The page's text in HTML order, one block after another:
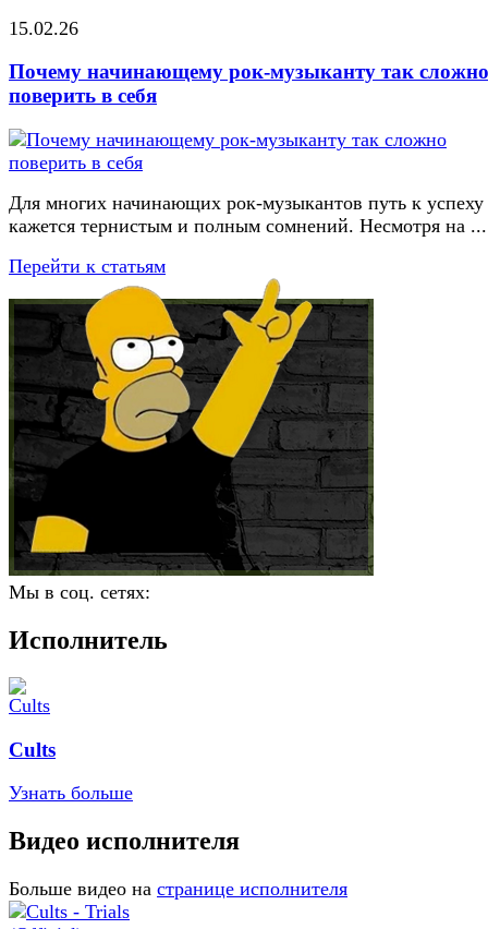
15.02.26
Почему начинающему рок-музыканту так сложно
поверить в себя
Для многих начинающих рок-музыкантов путь к успеху
кажется тернистым и полным сомнений. Несмотря на ...
Перейти к статьям
Мы в соц. сетях:
Исполнитель
Cults
Узнать больше
Видео исполнителя
Больше видео на странице исполнителя